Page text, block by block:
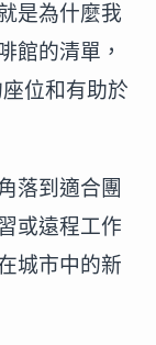
是為什麼我
館的清單，
位和有助於
落到適合團
或遠程工作
城市中的新